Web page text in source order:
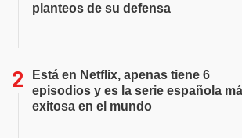
planteos de su defensa
Está en Netflix, apenas tiene 6
episodios y es la serie española
exitosa en el mundo